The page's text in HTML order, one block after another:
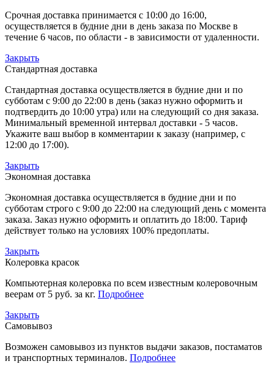
Срочная доставка принимается с 10:00 до 16:00,
осуществляется в будние дни в день заказа по Москве в
течение 6 часов, по области - в зависимости от удаленности.
Закрыть
Стандартная доставка
Стандартная доставка осуществляется в будние дни и по
субботам с 9:00 до 22:00 в день (заказ нужно оформить и
подтвердить до 10:00 утра) или на следующий со дня заказа.
Минимальный временной интервал доставки - 5 часов.
Укажите ваш выбор в комментарии к заказу (например, с
12:00 до 17:00).
Закрыть
Экономная доставка
Экономная доставка осуществляется в будние дни и по
субботам строго с 9:00 до 22:00 на следующий день с момента
заказа. Заказ нужно оформить и оплатить до 18:00. Тариф
действует только на условиях 100% предоплаты.
Закрыть
Колеровка красок
Компьютерная колеровка по всем известным колеровочным
веерам от 5 руб. за кг. Подробнее
Закрыть
Самовывоз
Возможен самовывоз из пунктов выдачи заказов, постаматов
и транспортных терминалов. Подробнее